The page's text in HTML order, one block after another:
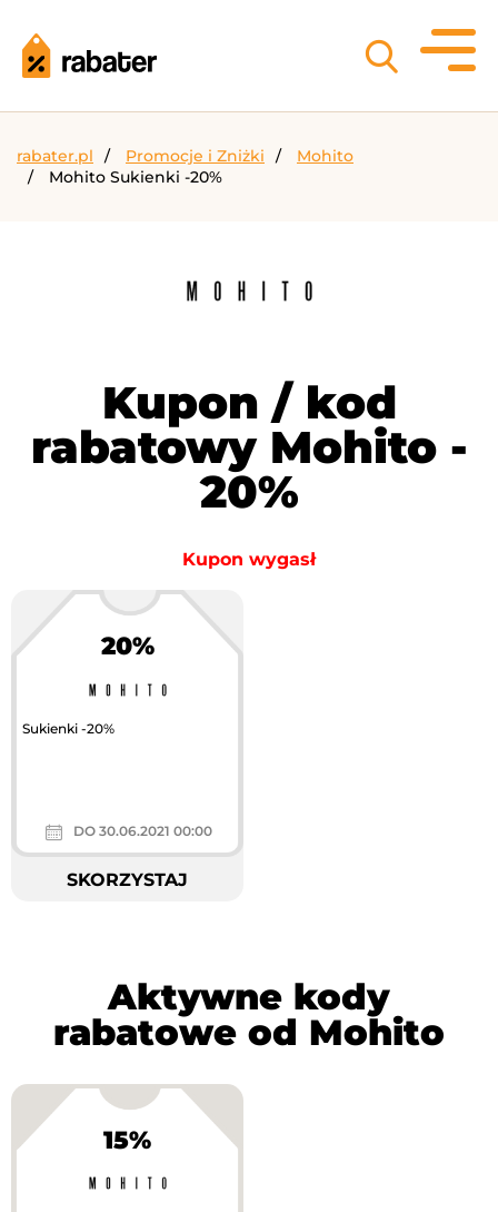
rabater.pl Promocje i Zniżki
Mohito
Mohito Sukienki -20%
Kupon / kod
rabatowy Mohito -
20%
Kupon wygasł
20%
Sukienki -20%
DO 30.06.2021 00:00
SKORZYSTAJ
Aktywne kody
rabatowe od Mohito
15%